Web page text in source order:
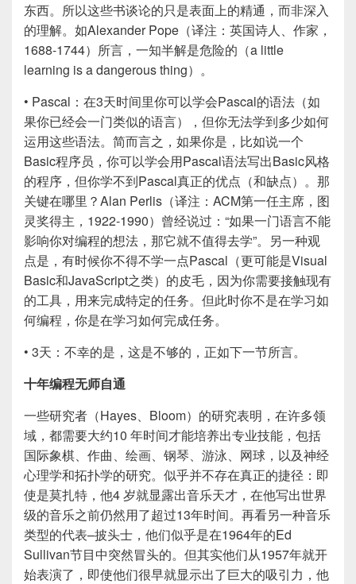
东西。所以这些书谈论的只是表面上的精通，而非深入
的理解。如Alexander Pope（译注：英国诗人、作家，
1688-1744）所言，一知半解是危险的（a little
learning is a dangerous thing）。
• Pascal：在3天时间里你可以学会Pascal的语法（如
果你已经会一门类似的语言），但你无法学到多少如何
运用这些语法。简而言之，如果你是，比如说一个
Basic程序员，你可以学会用Pascal语法写出Basic风格
的程序，但你学不到Pascal真正的优点（和缺点）。那
关键在哪里？Alan Perlis（译注：ACM第一任主席，图
灵奖得主，1922-1990）曾经说过：“如果一门语言不能
影响你对编程的想法，那它就不值得去学”。另一种观
点是，有时候你不得不学一点Pascal（更可能是Visual
Basic和JavaScript之类）的皮毛，因为你需要接触现有
的工具，用来完成特定的任务。但此时你不是在学习如
何编程，你是在学习如何完成任务。
• 3天：不幸的是，这是不够的，正如下一节所言。
十年编程无师自通
一些研究者（Hayes、Bloom）的研究表明，在许多领
域，都需要大约10 年时间才能培养出专业技能，包括
国际象棋、作曲、绘画、钢琴、游泳、网球，以及神经
心理学和拓扑学的研究。似乎并不存在真正的捷径：即
使是莫扎特，他4 岁就显露出音乐天才，在他写出世界
级的音乐之前仍然用了超过13年时间。再看另一种音乐
类型的代表–披头士，他们似乎是在1964年的Ed
Sullivan节目中突然冒头的。但其实他们从1957年就开
始表演了，即使他们很早就显示出了巨大的吸引力，他